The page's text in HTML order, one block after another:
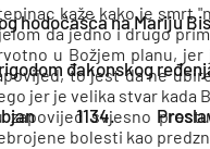
hodočašća na Mariju
đakonskog
1134.
kaže kako je smrt
da jedno i drugo
u Božjem planu,
to jest da ne
jer je velika stvar kada
zapovijed svjesno
bolesti kao